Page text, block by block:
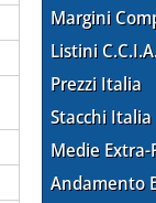
Margini
Listini
Prezzi Italia
Stacchi Italia
Medie Extra-
Andamento